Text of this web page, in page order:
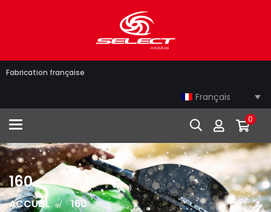
Fabrication française
Français
Toggle navigation 0
160
ACCUEIL 160